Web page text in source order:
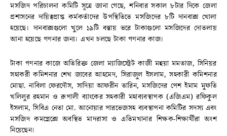
মসজিদ পরিচালনা কমিটি সূত্রে জানা গেছে, শনিবার সকাল ৮টার দিকে জেলা
প্রশাসনের দায়িত্বপ্রাপ্ত কর্মকর্তাদের উপস্থিতিতে মসজিদের ৮টি দানবাক্স খোলা
হয়েছে। দানবাক্সগুলো খুলে ১৯টি বস্তায় ভরে টাকাগুলো মসজিদের দোতলায়
আনা হয়েছে গণনার জন্য। এখন চলছে টাকা গণনার কাজ।
টাকা গণনার কাজে অতিরিক্ত জেলা ম্যাজিস্ট্রেট কাজী মহুয়া মমতাজ, সিনিয়র
সহাকরী কমিশনার শেখ জাবের আহমেদ, সিরাজুল ইসলাম, সহকারী কমিশনার
মোছা. নাবিলা ফেরদৌস, সাদিয়া আফরীন তারিন, মসজিদের পেশ ইমাম মুফতি
খলিলুর রহমান ও রূপালী ব্যাংকের সহকারী মহাব্যবস্থাপক (এজিএম) রফিকুল
ইসলাম, সিবিএ নেতা মো. আনোয়ার পারভেজসহ ব্যবস্থাপনা কমিটির সদস্য এবং
মসজিদ কমপ্লেক্সে অবস্থিত মাদরাসা ও এতিমখানার শিক্ষক-শিক্ষার্থীরা অংশ
নিয়েছেন।